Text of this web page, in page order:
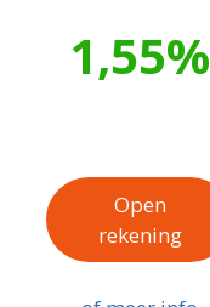
1,55%
Open
rekening